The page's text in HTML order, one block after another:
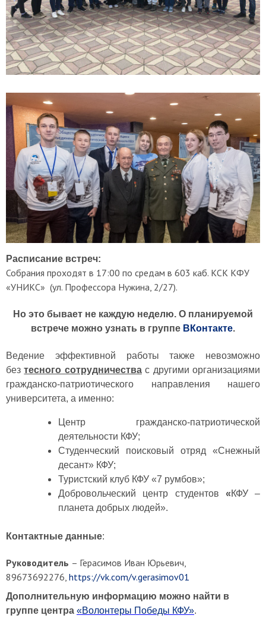
Расписание встреч:
Собрания проходят в 17:00 по средам в 603 каб. КСК КФУ
«УНИКС» (ул. Профессора Нужина, 2/27).
Но это бывает не каждую неделю. О планируемой
встрече можно узнать в группе ВКонтакте.
Ведение эффективной работы также невозможно
безтесного сотрудничествас другими организациями
гражданско-патриотического направления нашего
университета, а именно:
Центр гражданско-патриотической
деятельности КФУ;
Студенческий поисковый отряд «Снежный
десант» КФУ;
Туристский клуб КФУ «7 румбов»;
Добровольческий центр студентов «КФУ –
планета добрых людей».
Контактные данные:
Руководитель – Герасимов Иван Юрьевич,
89673692276, https://vk.com/v.gerasimov01
Дополнительную информацию можно найти в
группе центра «Волонтеры Победы КФУ».